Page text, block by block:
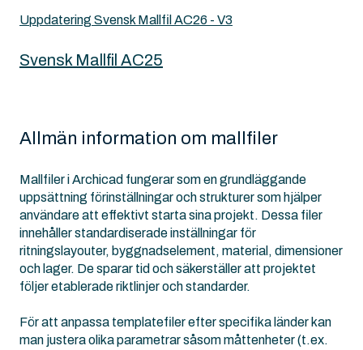
Uppdatering Svensk Mallfil AC26 - V3
Svensk Mallfil AC25
Allmän information om mallfiler
Mallfiler i Archicad fungerar som en grundläggande
uppsättning förinställningar och strukturer som hjälper
användare att effektivt starta sina projekt. Dessa filer
innehåller standardiserade inställningar för
ritningslayouter, byggnadselement, material, dimensioner
och lager. De sparar tid och säkerställer att projektet
följer etablerade riktlinjer och standarder.
För att anpassa templatefiler efter specifika länder kan
man justera olika parametrar såsom måttenheter (t.ex.